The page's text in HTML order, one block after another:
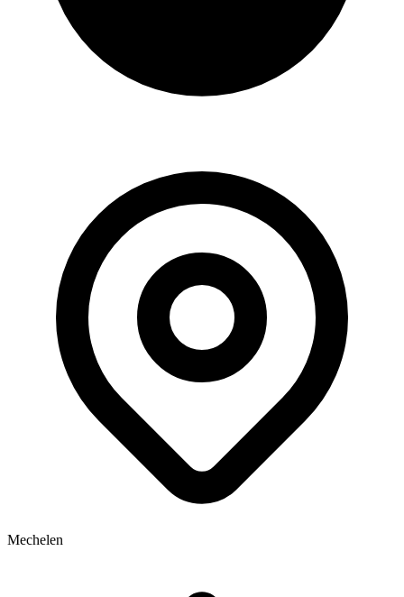
Mechelen